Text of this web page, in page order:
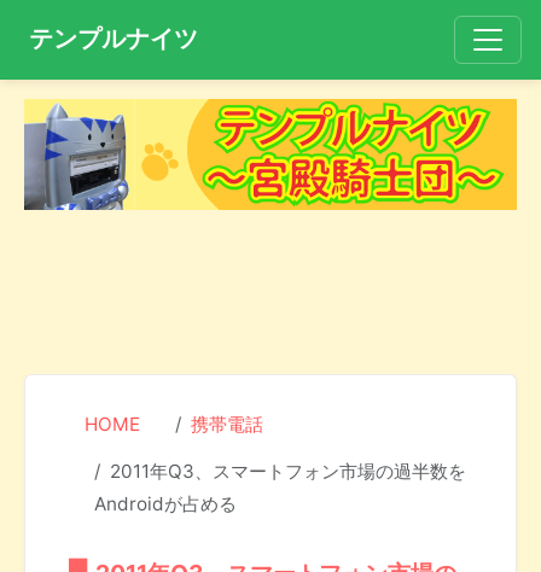
テンプルナイツ
HOME 携帯電話
2011年Q3、スマートフォン市場の過半数を
Androidが占める